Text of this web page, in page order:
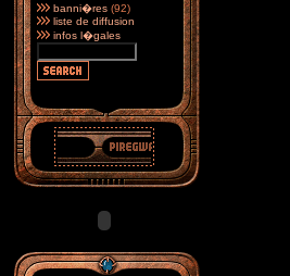
banni�res (92)
liste de diffusion
infos l�gales